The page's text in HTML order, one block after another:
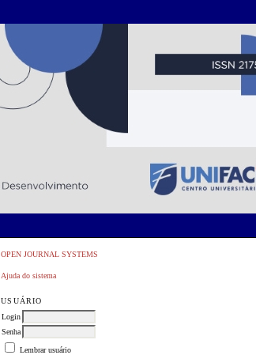
OPEN JOURNAL SYSTEMS
Ajuda do sistema
USUÁRIO
Login
Senha
Lembrar usuário